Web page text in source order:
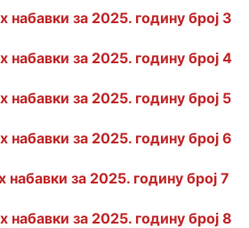
набавки за 2025. годину број 3
набавки за 2025. годину број 4
набавки за 2025. годину број 5
набавки за 2025. годину број 6
набавки за 2025. годину број 7
набавки за 2025. годину број 8